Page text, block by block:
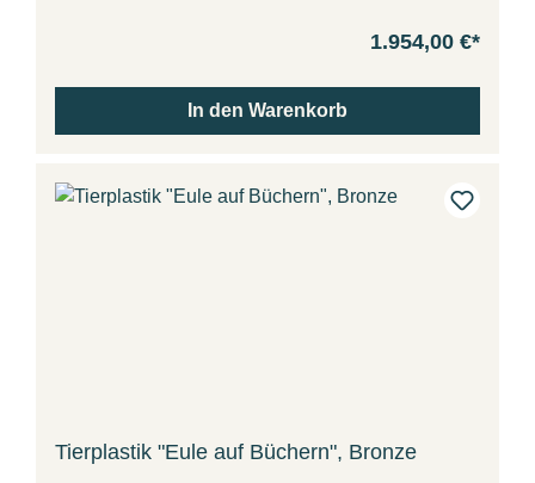
1.954,00 €*
In den Warenkorb
Tierplastik "Eule auf Büchern", Bronze